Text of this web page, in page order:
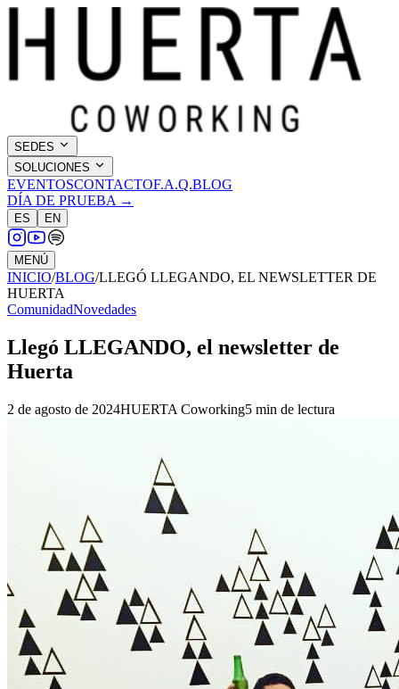
SEDES
SOLUCIONES
EVENTOSCONTACTOF.A.Q.BLOG
DÍA DE PRUEBA →
ES EN
MENÚ
INICIO/BLOG/LLEGÓ LLEGANDO, EL NEWSLETTER DE
HUERTA
ComunidadNovedades
Llegó LLEGANDO, el newsletter de
Huerta
2 de agosto de 2024HUERTA Coworking5 min de lectura